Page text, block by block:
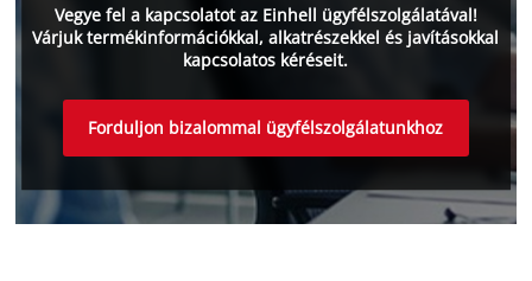
Vegye fel a kapcsolatot az Einhell ügyfélszolgálatával!
Várjuk termékinformációkkal, alkatrészekkel és javításokkal
kapcsolatos kéréseit.
Forduljon bizalommal ügyfélszolgálatunkhoz